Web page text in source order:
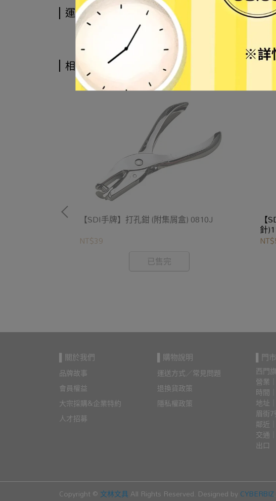
運送方式
相關商品
【SDI手牌】打孔鉗 (附集屑盒) 0810J
NT$39
已售完
【
針
▌關於我們
品牌故事
會員權益
大宗採購&企業特約
人才招募
▌購物說明
運送方式／常見問題
退換貨政策
隱私權政策
▌門
西門
營業
時間
地址
眉街
鄰近
交通
出口
Copyright © 文林文具 All Rights Reserved. Designed by CYBERBIZ